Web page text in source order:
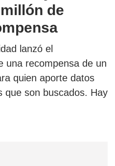
de
lanzó el
una recompensa de un
quien aporte datos
que son buscados. Hay